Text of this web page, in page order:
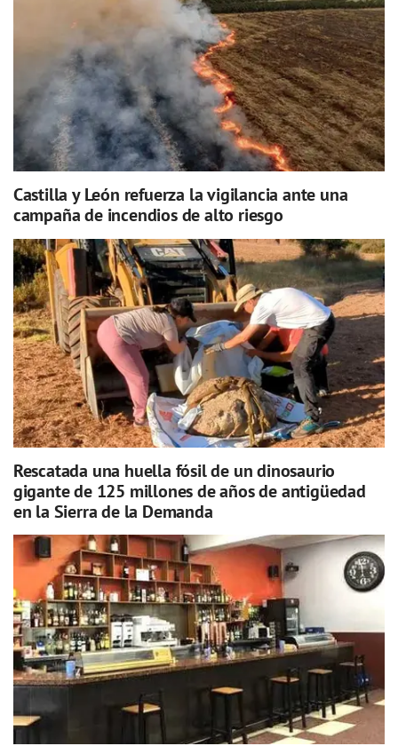
Castilla y León refuerza la vigilancia ante una
campaña de incendios de alto riesgo
Rescatada una huella fósil de un dinosaurio
gigante de 125 millones de años de antigüedad
en la Sierra de la Demanda